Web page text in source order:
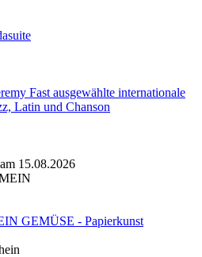
Fast ausgewählte internationale
Latin und Chanson
15.08.2026
GEMÜSE - Papierkunst